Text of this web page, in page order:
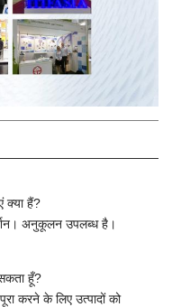
क्या हैं?
अनुकूलन उपलब्ध है।
हूँ?
करने के लिए उत्पादों को